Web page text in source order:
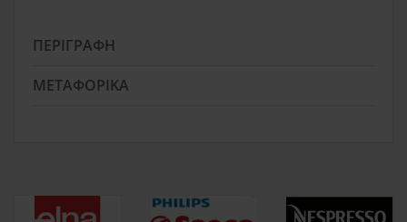
ΠΕΡΙΓΡΑΦΉ
ΜΕΤΑΦΟΡΙΚΆ